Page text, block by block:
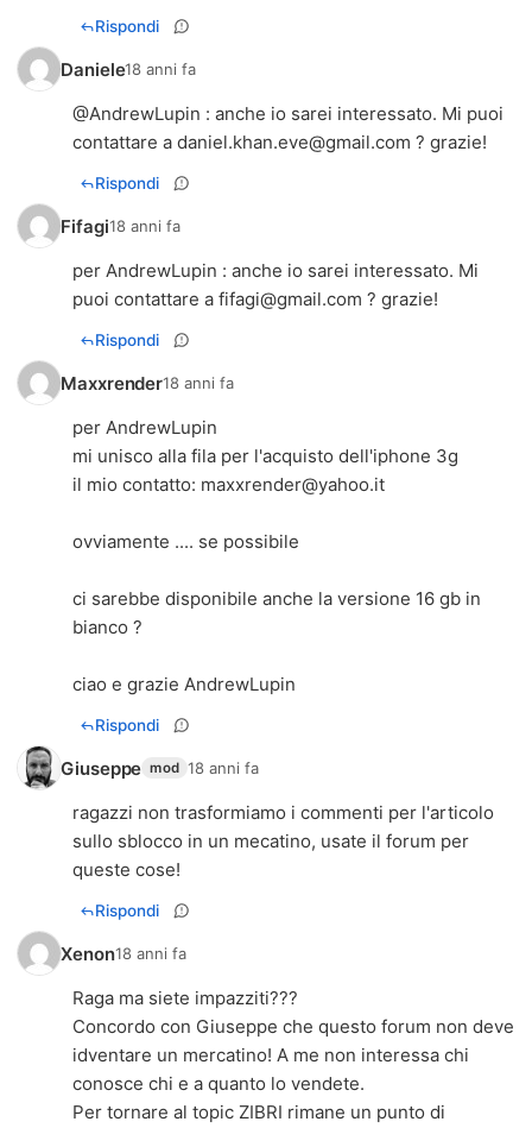
Rispondi
Daniele18 anni fa
@AndrewLupin : anche io sarei interessato. Mi puoi
contattare a daniel.khan.eve@gmail.com ? grazie!
Rispondi
Fifagi18 anni fa
per AndrewLupin : anche io sarei interessato. Mi
puoi contattare a fifagi@gmail.com ? grazie!
Rispondi
Maxxrender18 anni fa
per AndrewLupin
mi unisco alla fila per l'acquisto dell'iphone 3g
il mio contatto: maxxrender@yahoo.it
ovviamente .... se possibile
ci sarebbe disponibile anche la versione 16 gb in
bianco ?
ciao e grazie AndrewLupin
Rispondi
Giuseppe mod 18 anni fa
ragazzi non trasformiamo i commenti per l'articolo
sullo sblocco in un mecatino, usate il forum per
queste cose!
Rispondi
Xenon18 anni fa
Raga ma siete impazziti???
Concordo con Giuseppe che questo forum non deve
idventare un mercatino! A me non interessa chi
conosce chi e a quanto lo vendete.
Per tornare al topic ZIBRI rimane un punto di